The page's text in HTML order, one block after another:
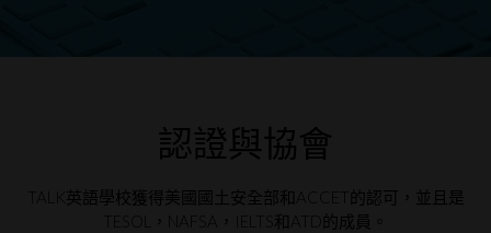
認證與協會
TALK英語學校獲得美國國土安全部和ACCET的認可，並且是
TESOL，NAFSA，IELTS和ATD的成員。